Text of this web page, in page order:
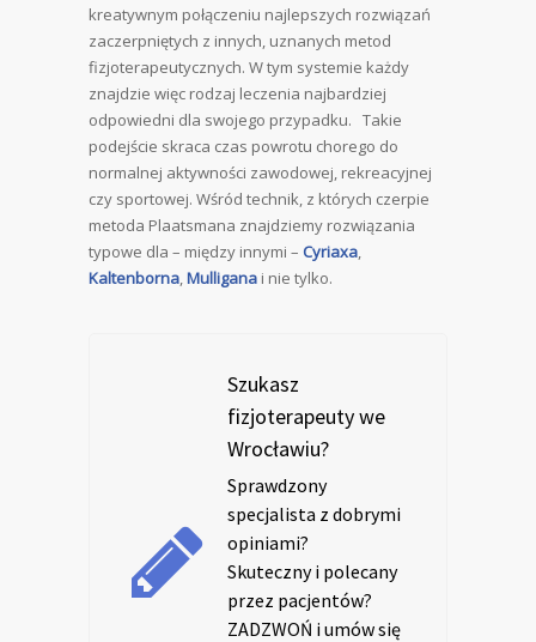
kreatywnym połączeniu najlepszych rozwiązań
zaczerpniętych z innych, uznanych metod
fizjoterapeutycznych. W tym systemie każdy
znajdzie więc rodzaj leczenia najbardziej
odpowiedni dla swojego przypadku. Takie
podejście skraca czas powrotu chorego do
normalnej aktywności zawodowej, rekreacyjnej
czy sportowej. Wśród technik, z których czerpie
metoda Plaatsmana znajdziemy rozwiązania
typowe dla – między innymi – Cyriaxa,
Kaltenborna,Mulligana i nie tylko.
Szukasz
fizjoterapeuty we
Wrocławiu?
Sprawdzony
specjalista z dobrymi
opiniami?
Skuteczny i polecany
przez pacjentów?
ZADZWOŃ i umów się